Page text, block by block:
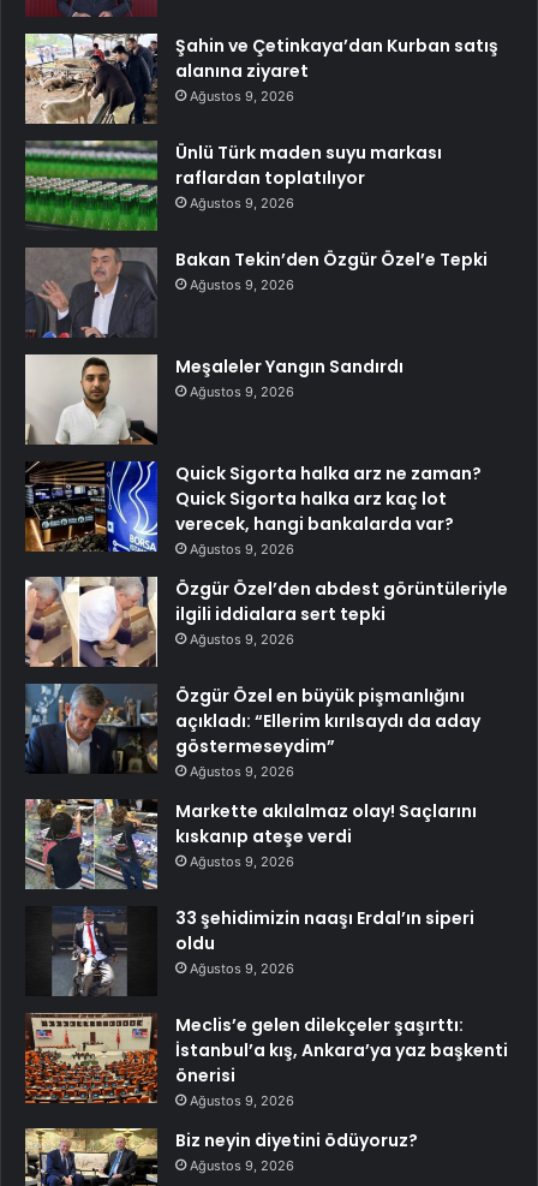
Şahin ve Çetinkaya’dan Kurban satış
alanına ziyaret
Ağustos 9, 2026
Ünlü Türk maden suyu markası
raflardan toplatılıyor
Ağustos 9, 2026
Bakan Tekin’den Özgür Özel’e Tepki
Ağustos 9, 2026
Meşaleler Yangın Sandırdı
Ağustos 9, 2026
Quick Sigorta halka arz ne zaman?
Quick Sigorta halka arz kaç lot
verecek, hangi bankalarda var?
Ağustos 9, 2026
Özgür Özel’den abdest görüntüleriyle
ilgili iddialara sert tepki
Ağustos 9, 2026
Özgür Özel en büyük pişmanlığını
açıkladı: “Ellerim kırılsaydı da aday
göstermeseydim”
Ağustos 9, 2026
Markette akılalmaz olay! Saçlarını
kıskanıp ateşe verdi
Ağustos 9, 2026
33 şehidimizin naaşı Erdal’ın siperi
oldu
Ağustos 9, 2026
Meclis’e gelen dilekçeler şaşırttı:
İstanbul’a kış, Ankara’ya yaz başkenti
önerisi
Ağustos 9, 2026
Biz neyin diyetini ödüyoruz?
Ağustos 9, 2026